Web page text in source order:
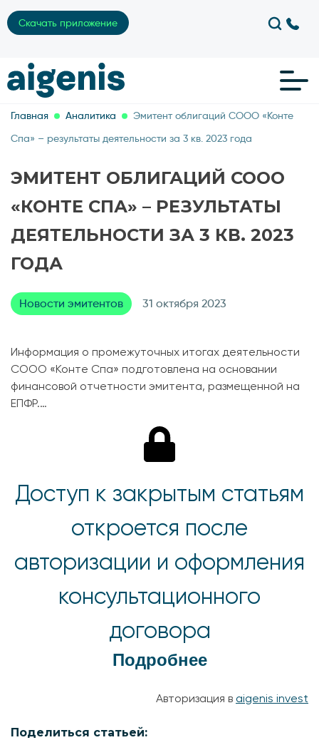
Скачать приложение
Главная Аналитика
Эмитент облигаций СООО «Конте
Спа» – результаты деятельности за 3 кв. 2023 года
ЭМИТЕНТ ОБЛИГАЦИЙ СООО
«КОНТЕ СПА» – РЕЗУЛЬТАТЫ
ДЕЯТЕЛЬНОСТИ ЗА 3 КВ. 2023
ГОДА
Новости эмитентов 31 октября 2023
Информация о промежуточных итогах деятельности
СООО «Конте Спа» подготовлена на основании
финансовой отчетности эмитента, размещенной на
ЕПФР.…
Доступ к закрытым статьям
откроется после
авторизации и оформления
консультационного
договора
Подробнее
Авторизация в aigenis invest
Поделиться статьей: